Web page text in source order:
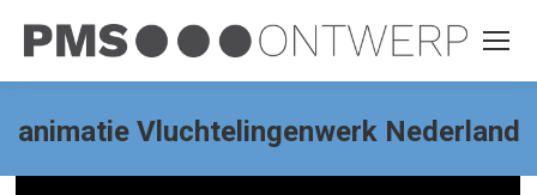
animatie Vluchtelingenwerk Nederland